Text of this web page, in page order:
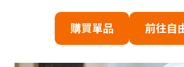
購買單品 前往自